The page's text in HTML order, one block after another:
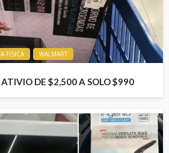
FISICA WALMART
DE $2,500 A SOLO $990